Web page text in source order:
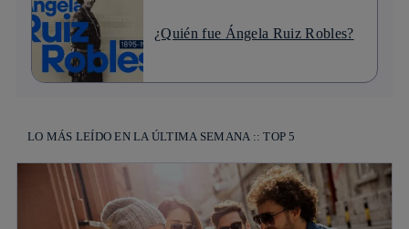
¿Quién fue Ángela Ruiz Robles?
LO MÁS LEÍDO EN LA ÚLTIMA SEMANA :: TOP 5